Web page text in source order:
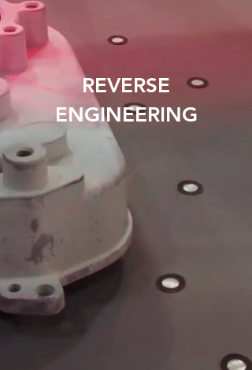
REVERSE
ENGINEERING